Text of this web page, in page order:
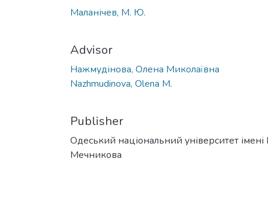
Маланічев, М. Ю.
Advisor
Нажмудінова, Олена Миколаївна
Nazhmudinova, Olena M.
Publisher
Одеський національний університет імені
Мечникова